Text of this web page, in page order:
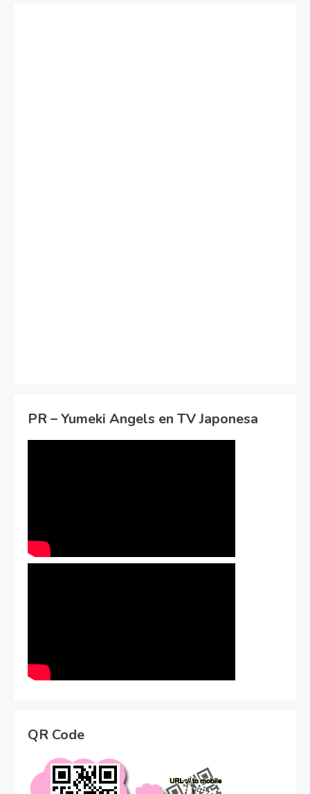
PR – Yumeki Angels en TV Japonesa
QR Code